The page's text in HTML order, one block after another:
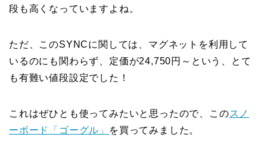
段も高くなっていますよね。
ただ、このSYNCに関しては、マグネットを利用して
いるのにも関わらず、定価が24,750円～という、とて
も有難い値段設定でした！
これはぜひとも使ってみたいと思ったので、このスノ
ーボード「ゴーグル」
を買ってみました。